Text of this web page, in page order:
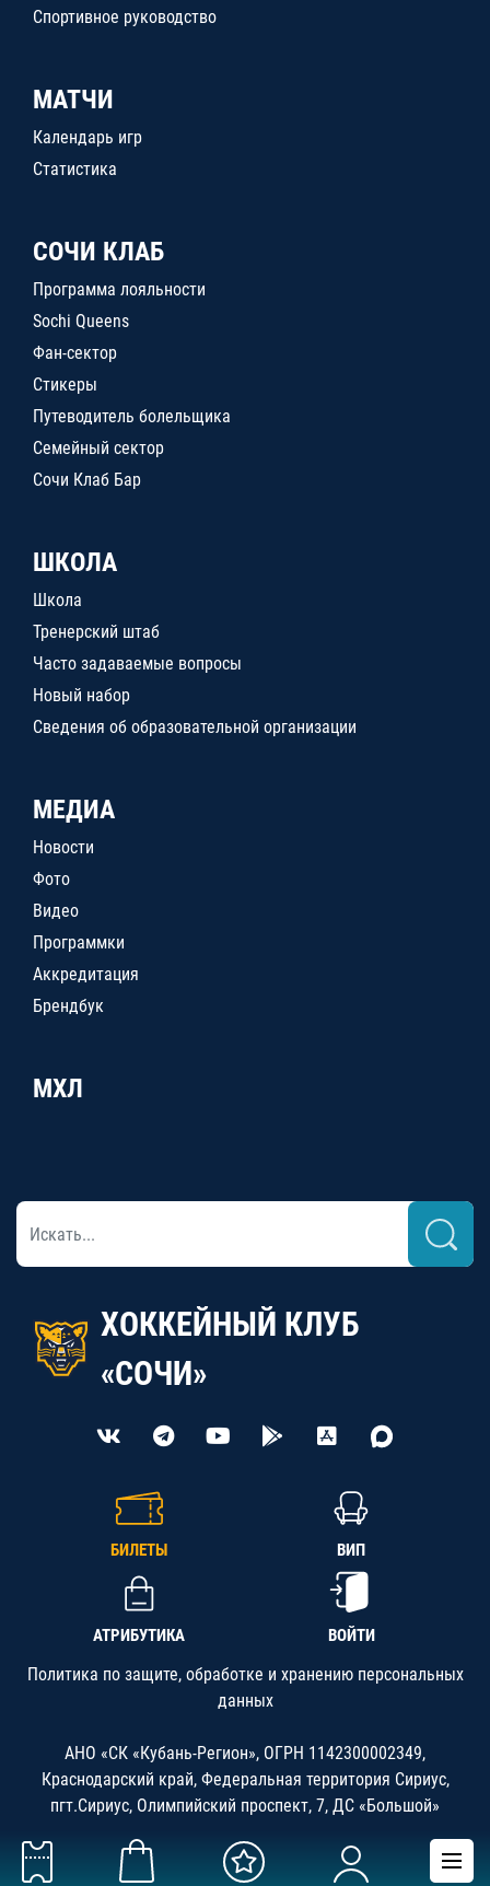
Спортивное руководство
МАТЧИ
Календарь игр
Статистика
СОЧИ КЛАБ
Программа лояльности
Sochi Queens
Фан-сектор
Стикеры
Путеводитель болельщика
Семейный сектор
Сочи Клаб Бар
ШКОЛА
Школа
Тренерский штаб
Часто задаваемые вопросы
Новый набор
Сведения об образовательной организации
МЕДИА
Новости
Фото
Видео
Программки
Аккредитация
Брендбук
МХЛ
ХОККЕЙНЫЙ КЛУБ
«СОЧИ»
БИЛЕТЫ ВИП
АТРИБУТИКА ВОЙТИ
Политика по защите, обработке и хранению персональных
данных
АНО «СК «Кубань-Регион», ОГРН 1142300002349,
Краснодарский край, Федеральная территория Сириус,
пгт.Сириус, Олимпийский проспект, 7, ДС «Большой»